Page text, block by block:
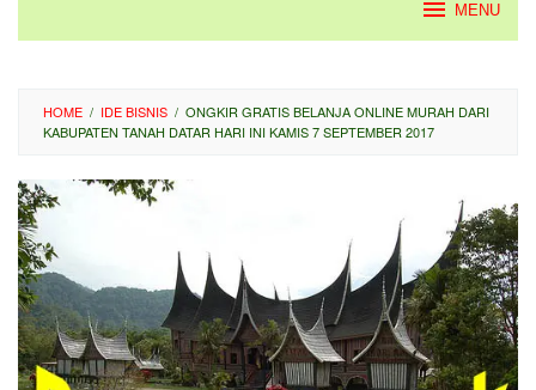
MENU
HOME / IDE BISNIS / ONGKIR GRATIS BELANJA ONLINE MURAH DARI
KABUPATEN TANAH DATAR HARI INI KAMIS 7 SEPTEMBER 2017